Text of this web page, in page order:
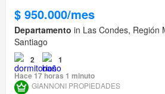
$ 950.000/mes
Departamento in Las Condes, Región
Santiago
2
1
Hace 17 horas 1 minuto
GIANNONI PROPIEDADES